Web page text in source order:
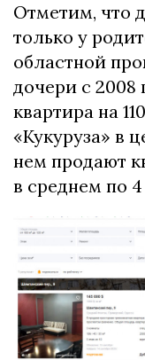
Отметим, что
только у
областной
дочери с 2008
квартира на
«Кукуруза» в
нем продают
в среднем по